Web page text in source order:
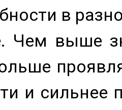
в
Чем выше
и сильнее